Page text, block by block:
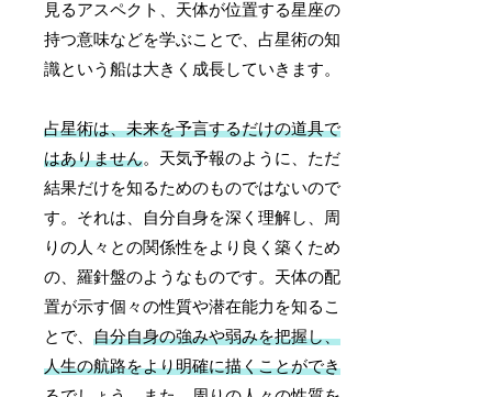
見るアスペクト、天体が位置する星座の
持つ意味などを学ぶことで、占星術の知
識という船は大きく成長していきます。
占星術は、未来を予言するだけの道具で
はありません。天気予報のように、ただ
結果だけを知るためのものではないので
す。それは、自分自身を深く理解し、周
りの人々との関係性をより良く築くため
の、羅針盤のようなものです。天体の配
置が示す個々の性質や潜在能力を知るこ
とで、自分自身の強みや弱みを把握し、
人生の航路をより明確に描くことができ